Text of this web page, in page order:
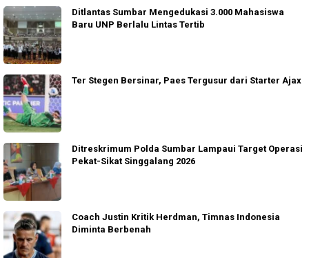
Ditlantas Sumbar Mengedukasi 3.000 Mahasiswa
Baru UNP Berlalu Lintas Tertib
Ter Stegen Bersinar, Paes Tergusur dari Starter Ajax
Ditreskrimum Polda Sumbar Lampaui Target Operasi
Pekat-Sikat Singgalang 2026
Coach Justin Kritik Herdman, Timnas Indonesia
Diminta Berbenah